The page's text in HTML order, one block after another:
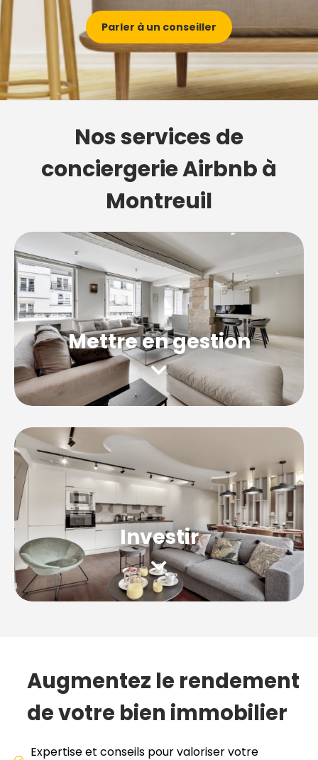
Parler à un conseiller
Nos services de
conciergerie Airbnb à
Montreuil
Investir
Location saisonnière Moyenne durée
Mettre en gestion
Découvrez notre service clés en main à
Montreuil, nous assurons la gestion locative
intégrale de votre logement.
Location saisonnière Moyenne durée
Augmentez le rendement
de votre bien immobilier
Expertise et conseils pour valoriser votre